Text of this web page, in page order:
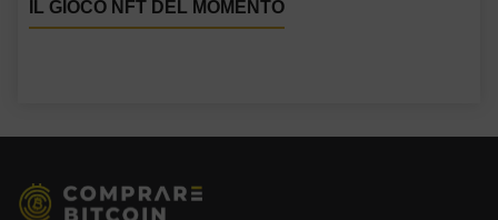
IL GIOCO NFT DEL MOMENTO